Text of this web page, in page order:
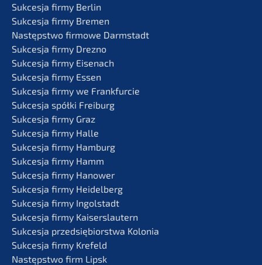
Sukces­ja firmy Berlin
Sukces­ja firmy Bremen
Następst­wo firmo­we Darmstadt
Sukces­ja firmy Drezno
Sukces­ja firmy Eisenach
Sukces­ja firmy Essen
Sukces­ja firmy we Frankfurcie
Sukces­ja spółki Freiburg
Sukces­ja firmy Graz
Sukces­ja firmy Halle
Sukces­ja firmy Hamburg
Sukces­ja firmy Hamm
Sukces­ja firmy Hanower
Sukces­ja firmy Heidelberg
Sukces­ja firmy Ingolstadt
Sukces­ja firmy Kaiserslautern
Sukces­ja przedsię­bi­orst­wa Kolonia
Sukces­ja firmy Krefeld
Następst­wo firm Lipsk